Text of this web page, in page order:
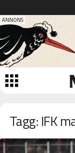
Tagg: IFK